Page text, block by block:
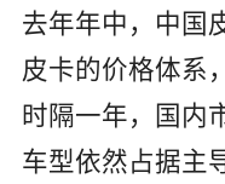
去年年中，中国
皮卡的价格体系
时隔一年，国内
车型依然占据主